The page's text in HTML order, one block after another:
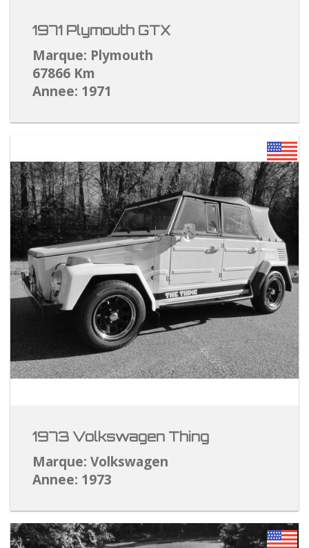
1971 Plymouth GTX
Marque: Plymouth
67866 Km
Annee: 1971
1973 Volkswagen Thing
Marque: Volkswagen
Annee: 1973